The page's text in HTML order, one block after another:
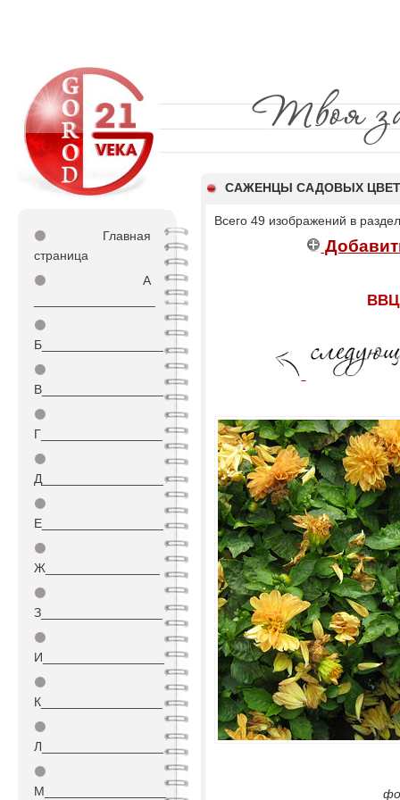
САЖЕНЦЫ САДОВЫХ
⚫
Главная
страница
⚫
А
⚫
Б_________________
⚫
В_________________
⚫
Г_________________
⚫
Д_________________
⚫
Е_________________
⚫
Ж________________
⚫
З_________________
⚫
И_________________
⚫
К_________________
⚫
Л_________________
⚫
М_________________
Всего 49 изображений в
ВВЦ